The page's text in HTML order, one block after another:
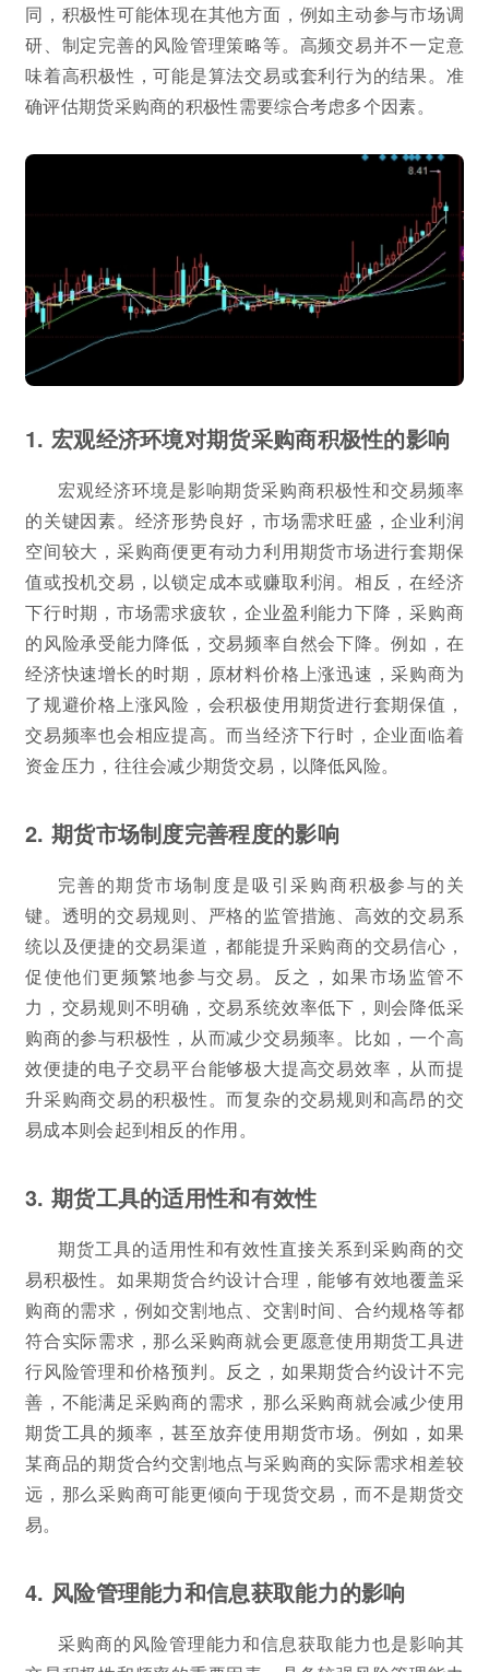
同，积极性可能体现在其他方面，例如主动参与市场调
研、制定完善的风险管理策略等。高频交易并不一定意
味着高积极性，可能是算法交易或套利行为的结果。准
确评估期货采购商的积极性需要综合考虑多个因素。
1. 宏观经济环境对期货采购商积极性的影响
宏观经济环境是影响期货采购商积极性和交易频率
的关键因素。经济形势良好，市场需求旺盛，企业利润
空间较大，采购商便更有动力利用期货市场进行套期保
值或投机交易，以锁定成本或赚取利润。相反，在经济
下行时期，市场需求疲软，企业盈利能力下降，采购商
的风险承受能力降低，交易频率自然会下降。例如，在
经济快速增长的时期，原材料价格上涨迅速，采购商为
了规避价格上涨风险，会积极使用期货进行套期保值，
交易频率也会相应提高。而当经济下行时，企业面临着
资金压力，往往会减少期货交易，以降低风险。
2. 期货市场制度完善程度的影响
完善的期货市场制度是吸引采购商积极参与的关
键。透明的交易规则、严格的监管措施、高效的交易系
统以及便捷的交易渠道，都能提升采购商的交易信心，
促使他们更频繁地参与交易。反之，如果市场监管不
力，交易规则不明确，交易系统效率低下，则会降低采
购商的参与积极性，从而减少交易频率。比如，一个高
效便捷的电子交易平台能够极大提高交易效率，从而提
升采购商交易的积极性。而复杂的交易规则和高昂的交
易成本则会起到相反的作用。
3. 期货工具的适用性和有效性
期货工具的适用性和有效性直接关系到采购商的交
易积极性。如果期货合约设计合理，能够有效地覆盖采
购商的需求，例如交割地点、交割时间、合约规格等都
符合实际需求，那么采购商就会更愿意使用期货工具进
行风险管理和价格预判。反之，如果期货合约设计不完
善，不能满足采购商的需求，那么采购商就会减少使用
期货工具的频率，甚至放弃使用期货市场。例如，如果
某商品的期货合约交割地点与采购商的实际需求相差较
远，那么采购商可能更倾向于现货交易，而不是期货交
易。
4. 风险管理能力和信息获取能力的影响
采购商的风险管理能力和信息获取能力也是影响其